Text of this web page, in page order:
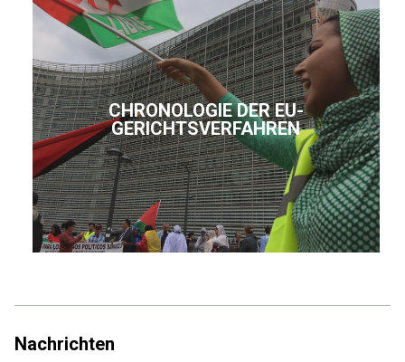
CHRONOLOGIE DER EU-
GERICHTSVERFAHREN
Nachrichten